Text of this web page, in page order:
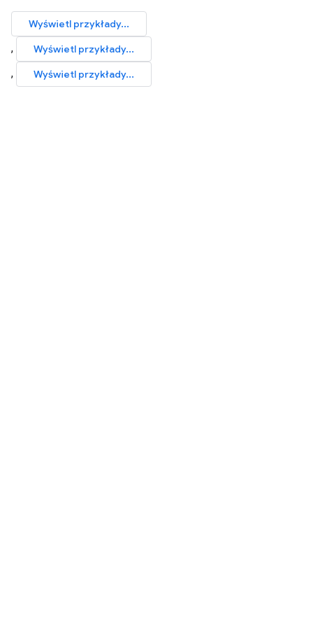
Wyświetl przykłady...
, Wyświetl przykłady...
, Wyświetl przykłady...